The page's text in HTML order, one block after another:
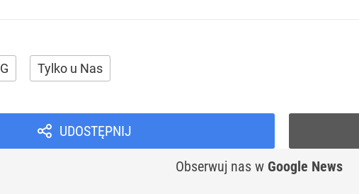
Tylko u Nas
UDOSTĘPNIJ
Obserwuj nas w Google News